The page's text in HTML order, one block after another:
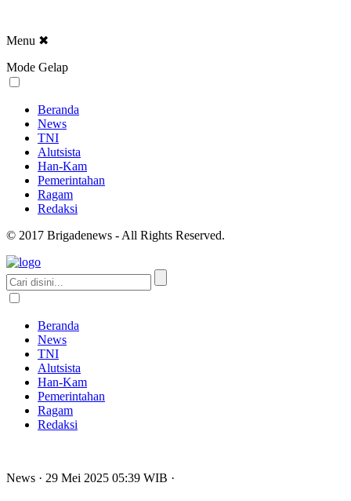
Menu ✖
Mode Gelap
Beranda
News
TNI
Alutsista
Han-Kam
Pemerintahan
Ragam
Redaksi
© 2017 Brigadenews - All Rights Reserved.
Beranda
News
TNI
Alutsista
Han-Kam
Pemerintahan
Ragam
Redaksi
News · 29 Mei 2025 05:39 WIB ·